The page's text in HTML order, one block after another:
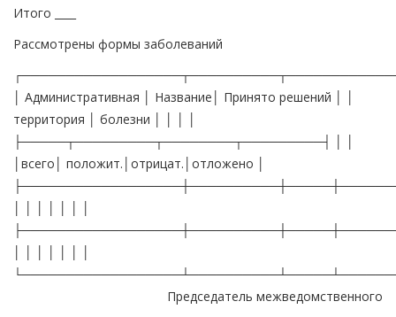
Итого ____
Рассмотрены формы заболеваний
│ Административная │ Название│ Принято решений │ │
территория │ болезни │ │ │ │
├─────┬─────────┬────────┬─────────┤ │ │
│всего│ положит.│отрицат.│отложено │
Председатель межведомственного